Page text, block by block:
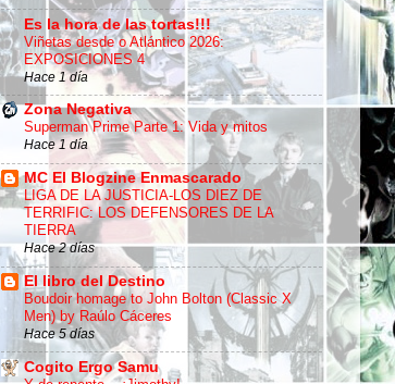
Es la hora de las tortas!!!
Viñetas desde o Atlántico 2026:
EXPOSICIONES 4
Hace 1 día
Zona Negativa
Superman Prime Parte 1: Vida y mitos
Hace 1 día
MC El Blogzine Enmascarado
LIGA DE LA JUSTICIA-LOS DIEZ DE
TERRIFIC: LOS DEFENSORES DE LA
TIERRA
Hace 2 días
El libro del Destino
Boudoir homage to John Bolton (Classic X
Men) by Raúlo Cáceres
Hace 5 días
Cogito Ergo Samu